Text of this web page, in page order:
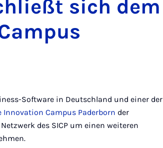
sich dem
Software in Deutschland und einer der
Innovation Campus Paderborn der
des SICP um einen weiteren